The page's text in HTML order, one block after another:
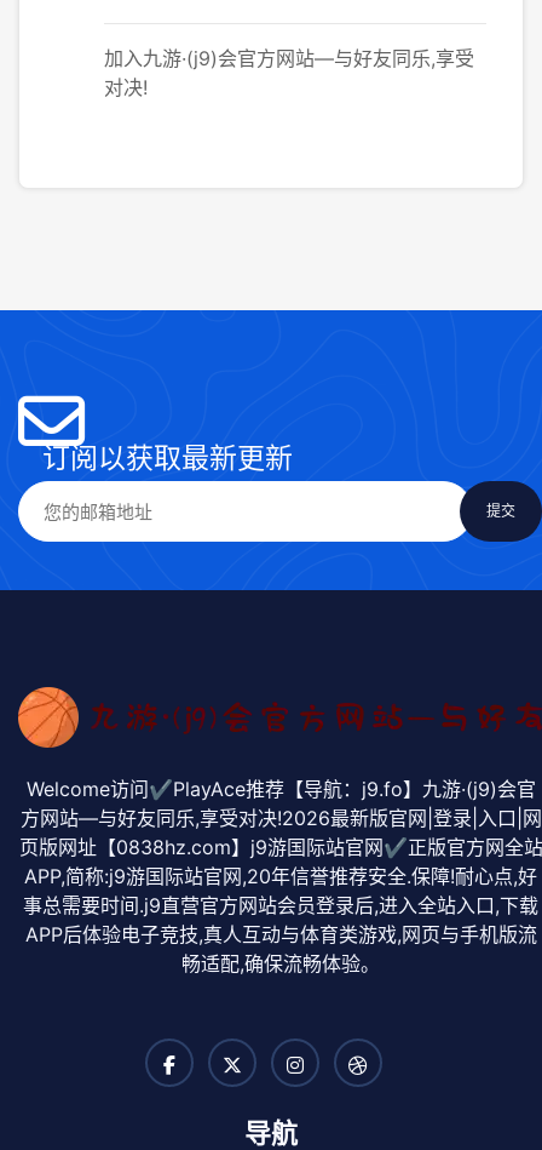
加入九游·(j9)会官方网站—与好友同乐,享受
对决!
订阅以获取最新更新
Welcome访问✔PlayAce推荐【导航：j9.fo】九游·(j9)会官
方网站—与好友同乐,享受对决!2026最新版官网|登录|入口|网
页版网址【0838hz.com】j9游国际站官网✔正版官方网全站
APP,简称:j9游国际站官网,20年信誉推荐安全.保障!耐心点,好
事总需要时间.j9直营官方网站会员登录后,进入全站入口,下载
APP后体验电子竞技,真人互动与体育类游戏,网页与手机版流
畅适配,确保流畅体验。
导航